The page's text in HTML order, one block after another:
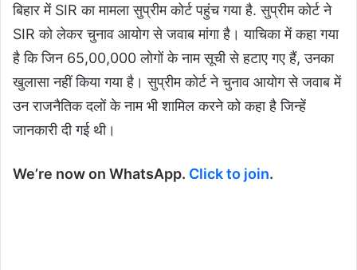
बिहार में SIR का मामला सुप्रीम कोर्ट पहुंच गया है. सुप्रीम कोर्ट ने
SIR को लेकर चुनाव आयोग से जवाब मांगा है। याचिका में कहा गया
है कि जिन 65,00,000 लोगों के नाम सूची से हटाए गए हैं, उनका
खुलासा नहीं किया गया है। सुप्रीम कोर्ट ने चुनाव आयोग से जवाब में
उन राजनैतिक दलों के नाम भी शामिल करने को कहा है जिन्हें
जानकारी दी गई थी।
We’re now on WhatsApp. Click to join.